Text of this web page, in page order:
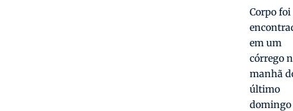
Corpo foi
em um
córrego
manhã
último
domingo